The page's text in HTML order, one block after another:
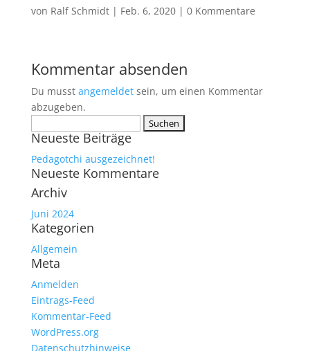
von Ralf Schmidt| Feb. 6, 2020| 0 Kommentare
Kommentar absenden
Du musst angemeldetsein, um einen Kommentar
abzugeben.
nach:
Neueste Beiträge
Pedagotchi ausgezeichnet!
Neueste Kommentare
Archiv
Juni 2024
Kategorien
Allgemein
Meta
Anmelden
Eintrags-Feed
Kommentar-Feed
WordPress.org
Datenschutzhinweise